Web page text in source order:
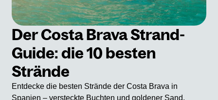
Der Costa Brava Strand-
Guide: die 10 besten
Strände
Entdecke die besten Strände der Costa Brava in
Spanien – versteckte Buchten und goldener Sand.